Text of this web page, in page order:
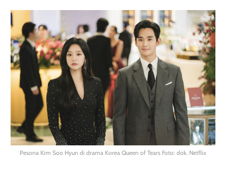
Pesona Kim Soo Hyun di drama Korea Queen of Tears Foto: dok. Netflix